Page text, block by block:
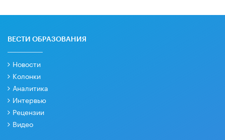
ВЕСТИ ОБРАЗОВАНИЯ
Новости
Колонки
Аналитика
Интервью
Рецензии
Видео